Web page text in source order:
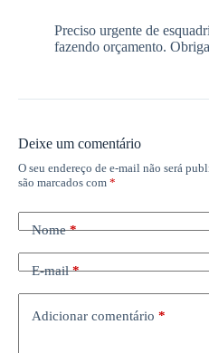
Preciso urgente de
fazendo orçamento.
Deixe um comentário
O seu endereço de e-mail não será
são marcados com *
Nome*
E-mail*
Adicionar comentário *